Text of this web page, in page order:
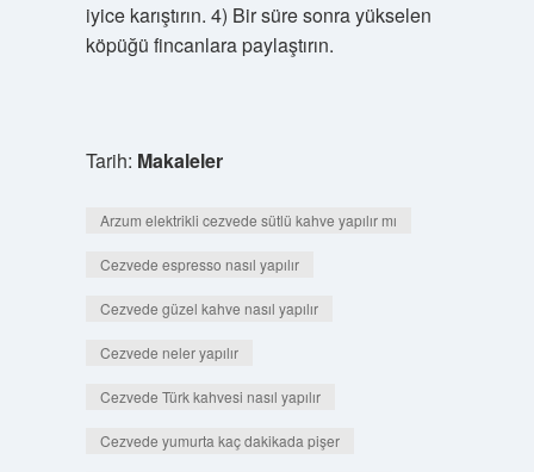
iyice karıştırın. 4) Bir süre sonra yükselen
köpüğü fincanlara paylaştırın.
Tarih: Makaleler
Arzum elektrikli cezvede sütlü kahve yapılır mı
Cezvede espresso nasıl yapılır
Cezvede güzel kahve nasıl yapılır
Cezvede neler yapılır
Cezvede Türk kahvesi nasıl yapılır
Cezvede yumurta kaç dakikada pişer